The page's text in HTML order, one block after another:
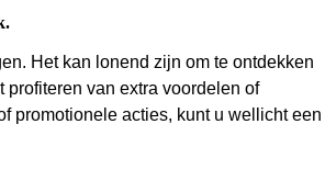
Het kan lonend zijn om te ontdekken
van extra voordelen of
promotionele acties, kunt u wellicht een